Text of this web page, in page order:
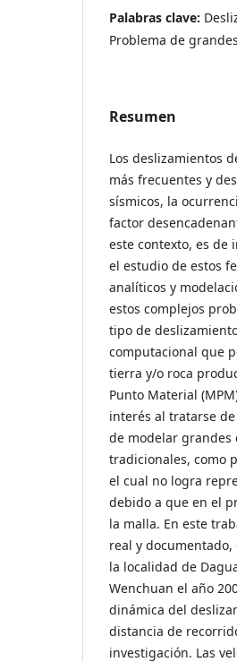
Palabras clave:
Problema de
Resumen
Los deslizamientos
más frecuentes y
sísmicos, la
factor
este contexto, es de
el estudio de estos
analíticos y
estos complejos
tipo de
computacional que
tierra y/o roca
Punto Material
interés al tratarse
de modelar grandes
tradicionales, como
el cual no logra
debido a que en el
la malla. En este
real y
la localidad de
Wenchuan el año
dinámica del
distancia de
investigación. Las